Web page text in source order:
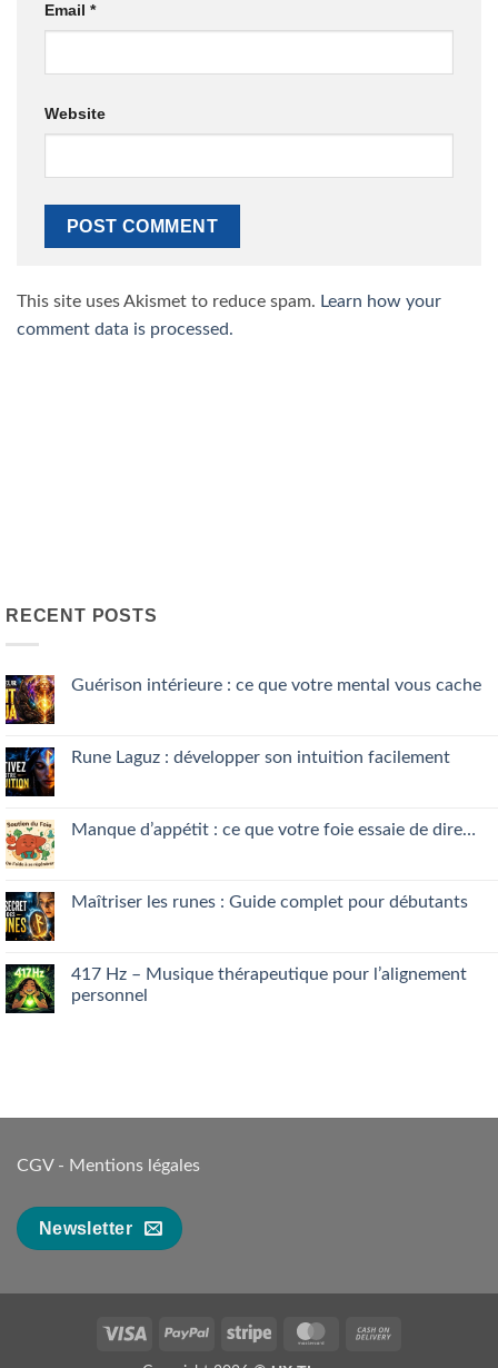
Email *
Website
This site uses Akismet to reduce spam. Learn how your
comment data is processed.
RECENT POSTS
Guérison intérieure : ce que votre mental vous cache
Guérison
intérieure
votre
mental
Rune Laguz : développer son intuition facilement
Rune
Laguz
intuition
facilement
Manque d’appétit : ce que votre foie essaie de dire…
Manque
d’appétit
votre
foie
essaie
Maîtriser les runes : Guide complet pour débutants
Maîtriser
les
runes
417 Hz – Musique thérapeutique pour l’alignement
personnel
pour
CGV- Mentions légales
Newsletter
Visa PayPal Stripe MasterCard